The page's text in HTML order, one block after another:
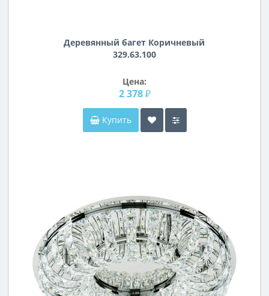
Деревянный багет Коричневый
329.63.100
Цена:
2 378 ₽
Купить